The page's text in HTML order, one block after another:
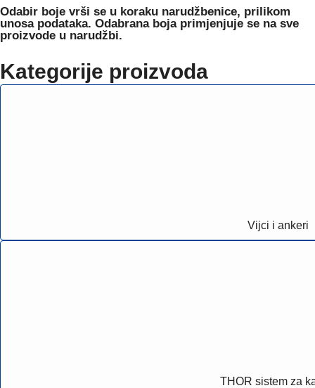
Odabir boje vrši se u koraku narudžbenice, prilikom
unosa podataka. Odabrana boja primjenjuje se na sve
proizvode u narudžbi.
Kategorije proizvoda
Vijci i ankeri
THOR sistem za